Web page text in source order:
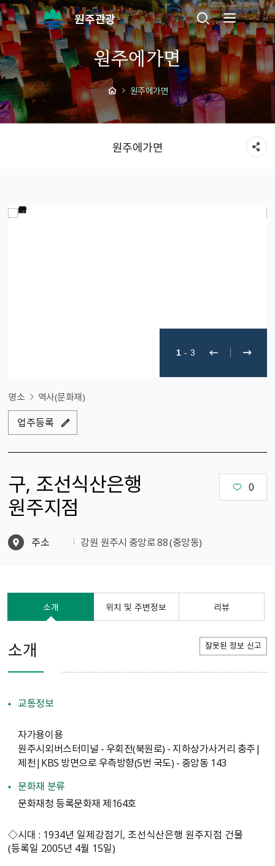
원주관광
원주에가면
원주에가면
원주에가면
1 - 3
명소 역사(문화재)
업주등록
구, 조선식산은행
원주지점
0
주소 강원 원주시 중앙로 88 （중앙동）
소개 위치 및 주변정보 리뷰
소개 잘못된 정보 신고
교통정보
자가용이용
원주시외버스터미널 - 우회전（북원로） - 지하상가사거리 충주|
제천|KBS 방면으로 우측방향（5번 국도） - 중앙동 143
문화재 분류
문화재청 등록문화재 제164호
◇시대 : 1934년 일제강점기, 조선식산은행 원주지점 건물
（등록일 2005년 4월 15일）